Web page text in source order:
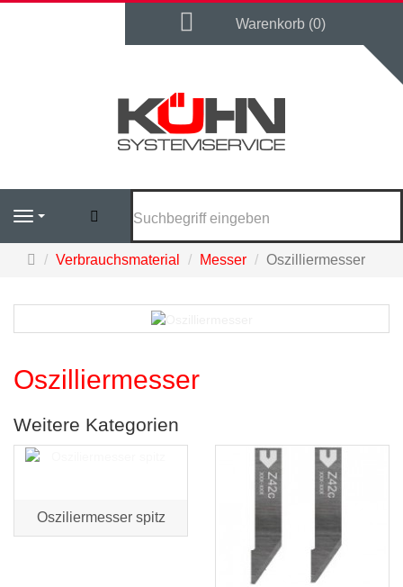
Warenkorb
Warenkorb (0)
Navigation Suchen
Startseite
Verbrauchsmaterial Messer Oszilliermesser
Oszilliermesser
Weitere Kategorien
Osziliermesser spitz